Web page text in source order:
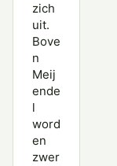
zich
uit.
Bove
n
Meij
ende
l
word
en
zwer